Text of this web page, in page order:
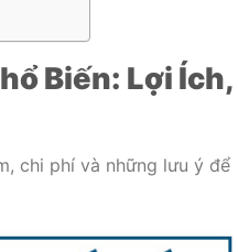
Biến: Lợi Ích,
chi phí và những lưu ý để